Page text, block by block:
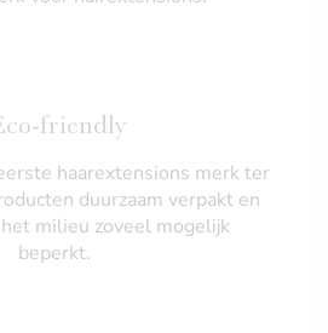
friendly
haarextensions merk ter
duurzaam verpakt en
milieu zoveel mogelijk
beperkt.